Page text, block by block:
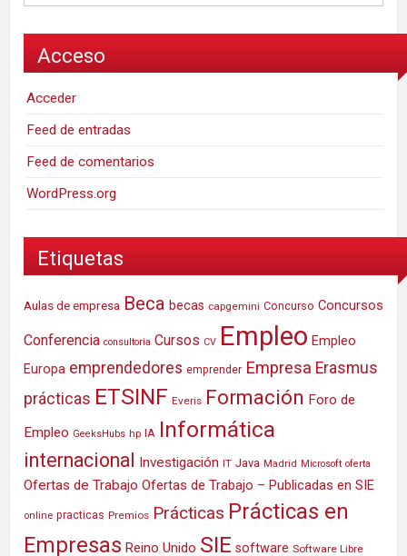
Acceso
Acceder
Feed de entradas
Feed de comentarios
WordPress.org
Etiquetas
Aulas de empresa Beca becas capgemini Concurso Concursos
Conferencia consultoria Cursos CV Empleo Empleo
Europa emprendedores emprender Empresa Erasmus
prácticas ETSINF Everis Formación Foro de
Empleo GeeksHubs hp IA Informática
internacional Investigación IT Java Madrid Microsoft oferta
Ofertas de Trabajo Ofertas de Trabajo – Publicadas en SIE
online practicas Premios Prácticas Prácticas en
Empresas Reino Unido SIE software Software Libre